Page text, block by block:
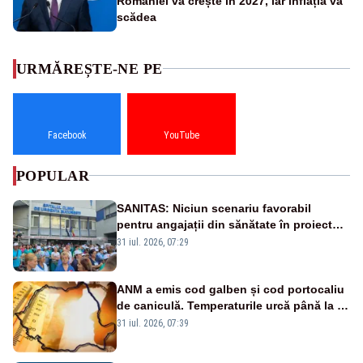
scădea
URMĂREȘTE-NE PE
Facebook YouTube
POPULAR
SANITAS: Niciun scenariu favorabil
pentru angajații din sănătate în proiectul
Legii salarizării
31 iul. 2026, 07:29
ANM a emis cod galben și cod portocaliu
de caniculă. Temperaturile urcă până la 38
de grade, iar nopțile devin tropicale
31 iul. 2026, 07:39